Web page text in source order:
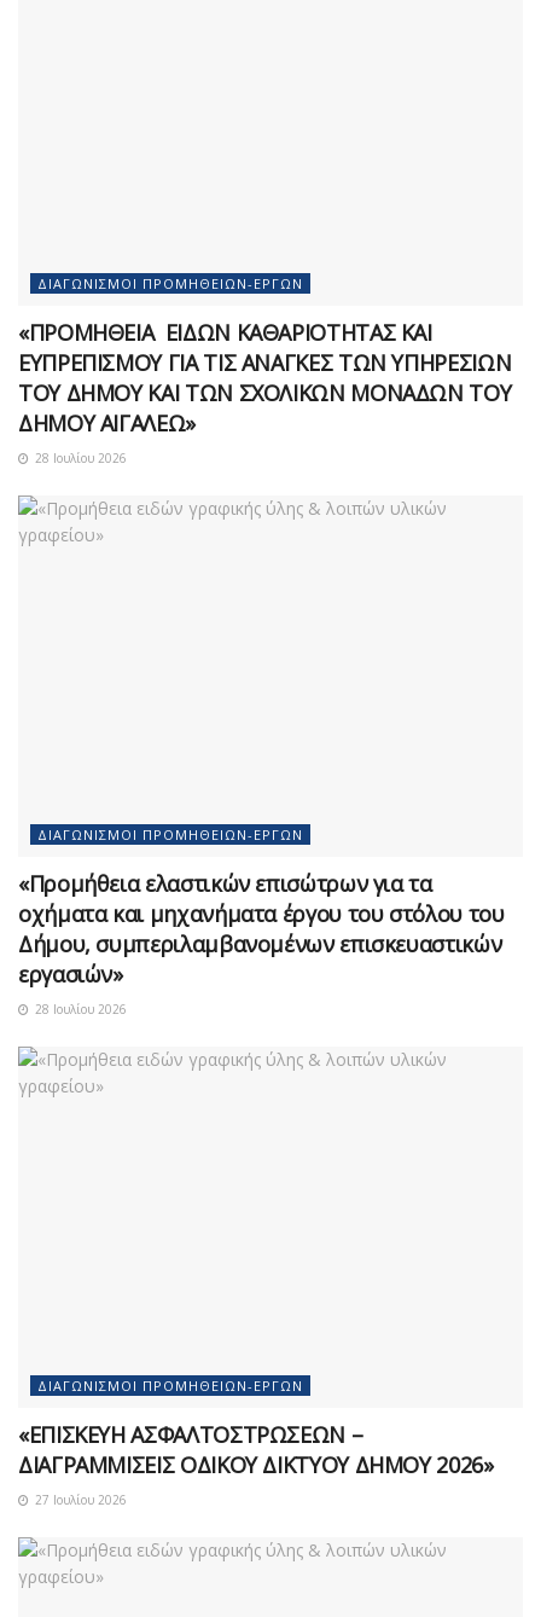
ΔΙΑΓΩΝΙΣΜΟΊ ΠΡΟΜΗΘΕΙΏΝ-ΈΡΓΩΝ
«ΠΡΟΜΗΘΕΙΑ ΕΙΔΩΝ ΚΑΘΑΡΙΟΤΗΤΑΣ ΚΑΙ
ΕΥΠΡΕΠΙΣΜΟΥ ΓΙΑ ΤΙΣ ΑΝΑΓΚΕΣ ΤΩΝ ΥΠΗΡΕΣΙΩΝ
ΤΟΥ ΔΗΜΟΥ ΚΑΙ ΤΩΝ ΣΧΟΛΙΚΩΝ ΜΟΝΑΔΩΝ ΤΟΥ
ΔΗΜΟΥ ΑΙΓΑΛΕΩ»
28 Ιουλίου 2026
ΔΙΑΓΩΝΙΣΜΟΊ ΠΡΟΜΗΘΕΙΏΝ-ΈΡΓΩΝ
«Προμήθεια ελαστικών επισώτρων για τα
οχήματα και μηχανήματα έργου του στόλου του
Δήμου, συμπεριλαμβανομένων επισκευαστικών
εργασιών»
28 Ιουλίου 2026
ΔΙΑΓΩΝΙΣΜΟΊ ΠΡΟΜΗΘΕΙΏΝ-ΈΡΓΩΝ
«ΕΠΙΣΚΕΥΗ ΑΣΦΑΛΤΟΣΤΡΩΣΕΩΝ –
ΔΙΑΓΡΑΜΜΙΣΕΙΣ ΟΔΙΚΟΥ ΔΙΚΤΥΟΥ ΔΗΜΟΥ 2026»
27 Ιουλίου 2026